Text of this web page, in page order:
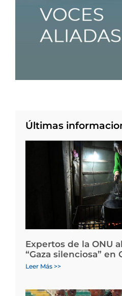
Últimas
Expertos de la ONU
“Gaza silenciosa” en
Leer Más >>